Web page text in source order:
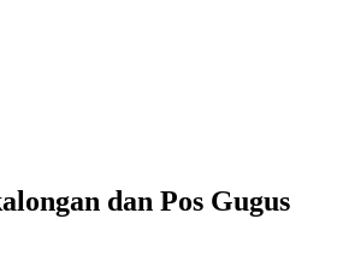
dan Pos Gugus